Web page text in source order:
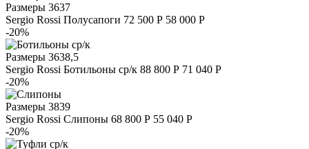
Размеры 3637
Sergio Rossi Полусапоги 72 500 Р 58 000 Р
-20%
Размеры 3638,5
Sergio Rossi Ботильоны ср/к 88 800 Р 71 040 Р
-20%
Размеры 3839
Sergio Rossi Слипоны 68 800 Р 55 040 Р
-20%